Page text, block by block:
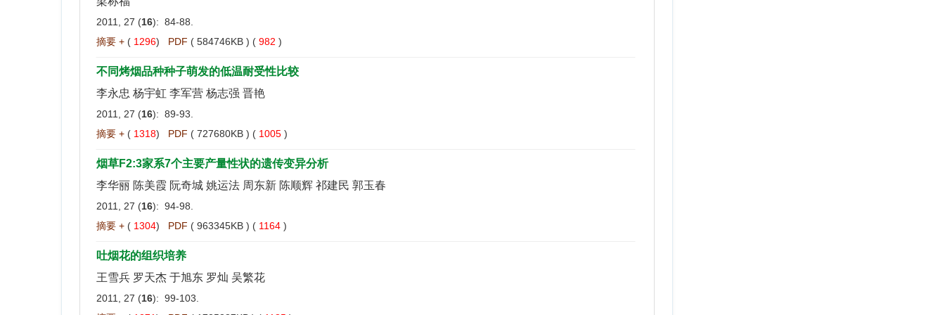
2011, 27 (16): 84-88.
摘要 + ( 1296) PDF ( 584746KB ) ( 982 )
不同烤烟品种种子萌发的低温耐受性比较
李永忠 杨宇虹 李军营 杨志强 晋艳
2011, 27 (16): 89-93.
摘要 + ( 1318) PDF ( 727680KB ) ( 1005 )
烟草F2:3家系7个主要产量性状的遗传变异分析
李华丽 陈美霞 阮奇城 姚运法 周东新 陈顺辉 祁建民 郭玉春
2011, 27 (16): 94-98.
摘要 + ( 1304) PDF ( 963345KB ) ( 1164 )
吐烟花的组织培养
王雪兵 罗天杰 于旭东 罗灿 吴繁花
2011, 27 (16): 99-103.